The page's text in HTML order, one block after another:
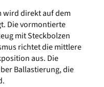
wird direkt auf dem
Die vormontierte
mit Steckbolzen
richtet die mittlere
aus. Die
Ballastierung, die